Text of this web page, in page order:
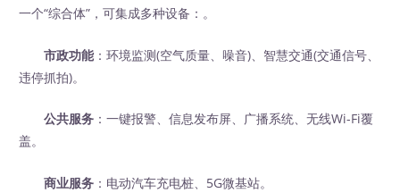
一个“综合体”，可集成多种设备：。
市政功能：环境监测(空气质量、噪音)、智慧交通(交通信号、
违停抓拍)。
公共服务 ：一键报警、信息发布屏、广播系统、无线Wi-Fi覆
盖。
商业服务 ：电动汽车充电桩、5G微基站。